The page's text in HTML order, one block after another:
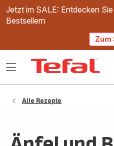
Jetzt im SALE: Entdecken
Bestsellern
Zum
Das
Alle Rezepte